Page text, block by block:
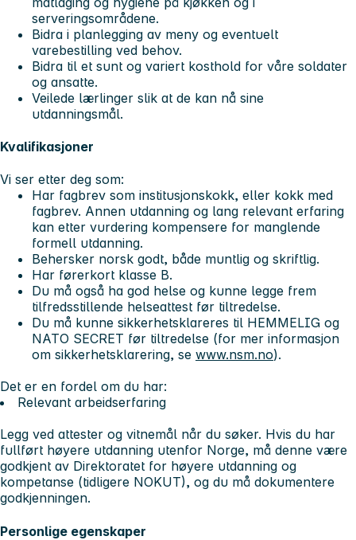
serveringsområdene.
Bidra i planlegging av meny og eventuelt
varebestilling ved behov.
Bidra til et sunt og variert kosthold for våre soldater
og ansatte.
Veilede lærlinger slik at de kan nå sine
utdanningsmål.
Kvalifikasjoner
Vi ser etter deg som:
Har fagbrev som institusjonskokk, eller kokk med
fagbrev. Annen utdanning og lang relevant erfaring
kan etter vurdering kompensere for manglende
formell utdanning.
Behersker norsk godt, både muntlig og skriftlig.
Har førerkort klasse B.
Du må også ha god helse og kunne legge frem
tilfredsstillende helseattest før tiltredelse.
Du må kunne sikkerhetsklareres til HEMMELIG og
NATO SECRET før tiltredelse (for mer informasjon
om sikkerhetsklarering, se www.nsm.no).
Det er en fordel om du har:
Relevant arbeidserfaring
Legg ved attester og vitnemål når du søker. Hvis du har
fullført høyere utdanning utenfor Norge, må denne være
godkjent av Direktoratet for høyere utdanning og
kompetanse (tidligere NOKUT), og du må dokumentere
godkjenningen.
Personlige egenskaper